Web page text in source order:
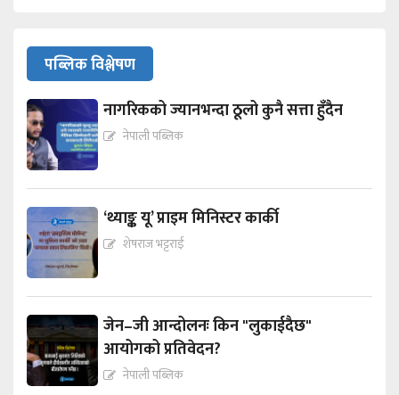
पब्लिक विश्लेषण
नागरिकको ज्यानभन्दा ठूलो कुनै सत्ता हुँदैन
नेपाली पब्लिक
‘थ्याङ्क यू’ प्राइम मिनिस्टर कार्की
शेषराज भट्टराई
जेन–जी आन्दोलनः किन "लुकाईदैछ"
आयोगको प्रतिवेदन?
नेपाली पब्लिक